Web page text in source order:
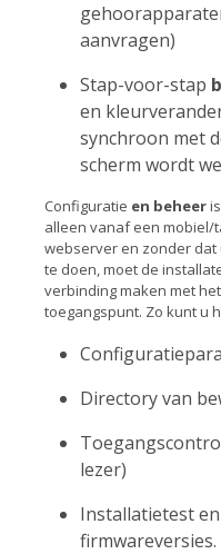
aanvragen)
Stap-voor-stap
en
synchroon met
scherm wordt
Configuratie en beheer
alleen vanaf een mobiel/
webserver en zonder
te doen, moet de
verbinding maken met
toegangspunt. Zo kunt u
Directory van
lezer)
Installatietest
firmwareversies.